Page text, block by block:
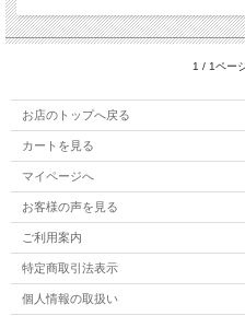
1 / 1ペー
お店のトップへ戻る
カートを見る
マイページへ
お客様の声を見る
ご利用案内
特定商取引法表示
個人情報の取扱い